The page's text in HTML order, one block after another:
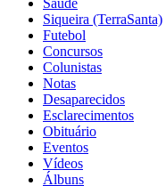
Siqueira (TerraSanta)
Futebol
Concursos
Colunistas
Notas
Desaparecidos
Esclarecimentos
Obituário
Eventos
Vídeos
Álbuns